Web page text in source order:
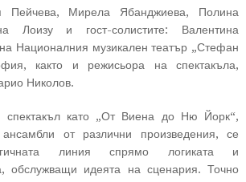
Пейчева, Мирела Ябанджиева, Полина
Лоизу и гост-солистите: Валентина
Националния музикален театър „Стефан
както и режисьора на спектакъла,
Николов.
спектакъл като „От Виена до Ню Йорк“,
от различни произведения, се
линия спрямо логиката и
обслужващи идеята на сценария. Точно